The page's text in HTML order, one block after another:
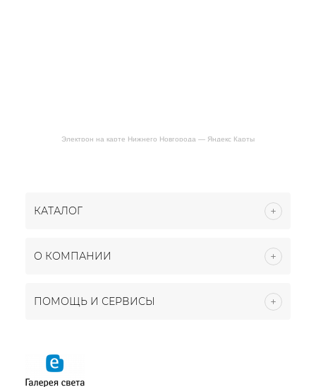
Электрон на карте Нижнего Новгорода — Яндекс Карты
КАТАЛОГ
О КОМПАНИИ
ПОМОЩЬ И СЕРВИСЫ